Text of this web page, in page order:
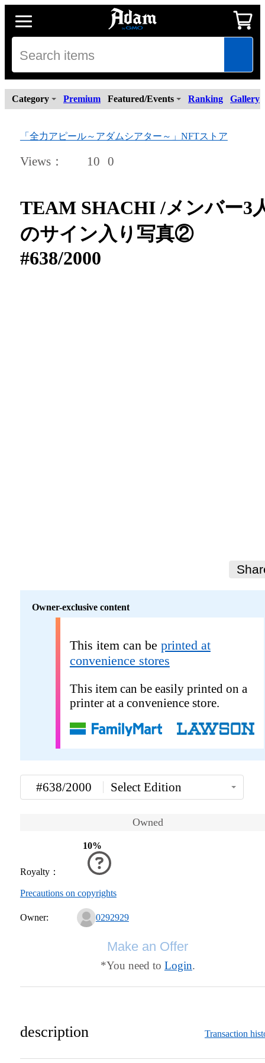
Category Premium Featured/Events Ranking Gallery
「全力アピール～アダムシアター～」NFTストア
Views： 10 0
TEAM SHACHI /メンバー3
のサイン入り写真②
#638/2000
Owner-exclusive content
This item can be printed at
convenience stores
This item can be easily printed on a
printer at a convenience store.
#638/2000 Select Edition
Owned
Royalty：
10%
Precautions on copyrights
Owner: 0292929
Make an Offer
*You need to Login.
description Transaction